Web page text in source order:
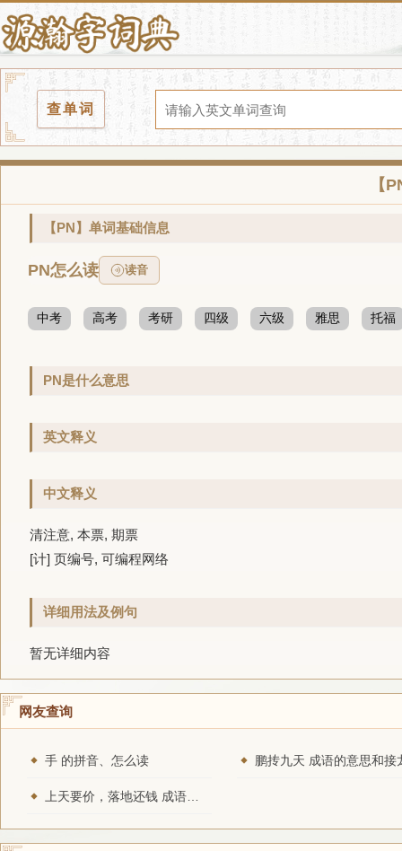
查单词
【
【PN】单词基础信息
PN怎么读 读音
中考 高考 考研 四级 六级 雅思 托福
PN是什么意思
英文释义
中文释义
清注意, 本票, 期票
[计] 页编号, 可编程网络
详细用法及例句
暂无详细内容
网友查询
手 的拼音、怎么读 鹏抟九天 成语的意思和接